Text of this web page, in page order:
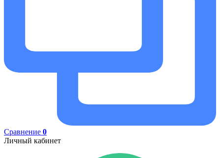
Сравнение 0
Личный кабинет